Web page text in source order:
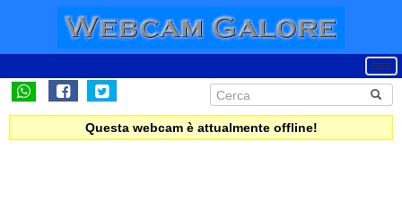
Questa webcam è attualmente offline!